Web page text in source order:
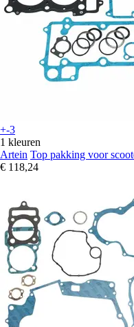
+-3
1 kleuren
Artein Top pakking voor
€ 118,24